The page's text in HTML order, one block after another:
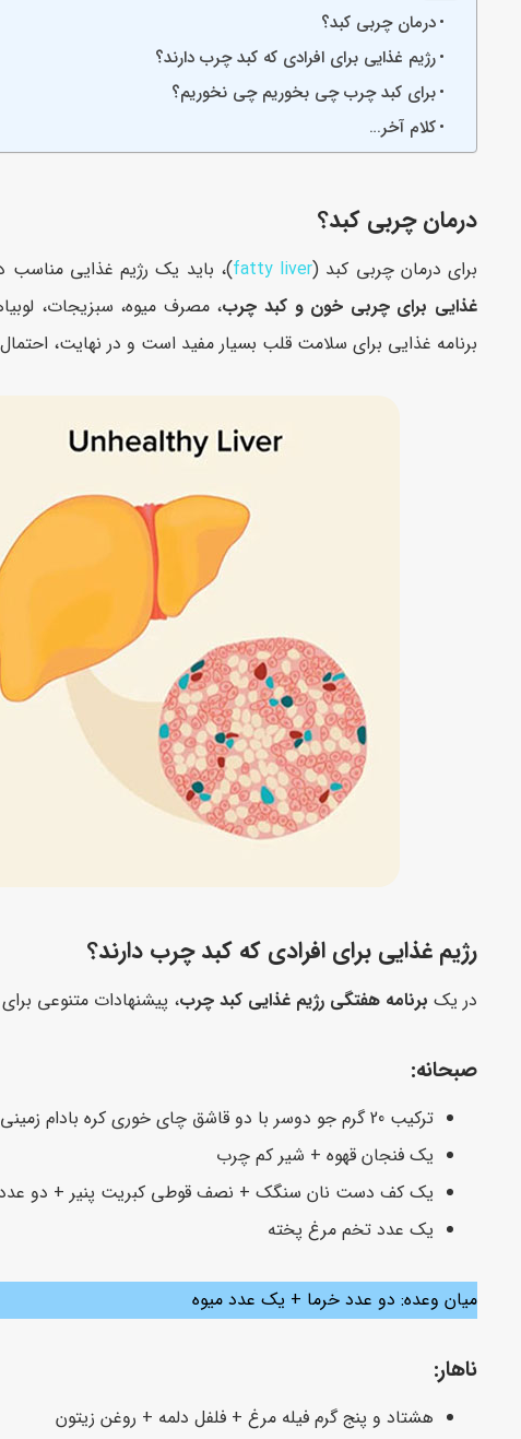
درمان چربی کبد؟
رژیم غذایی برای افرادی که کبد چرب دارند؟
برای کبد چرب چی بخوریم چی نخوریم؟
کلام آخر…
درمان چربی کبد؟
برای درمان چربی کبد (fatty liver)، باید یک رژیم غذایی مناسب
غذایی برای چربی خون و کبد چرب، مصرف میوه، سبزیجات،
برنامه غذایی برای سلامت قلب بسیار مفید است و در نهایت،
رژیم غذایی برای افرادی که کبد چرب دارند؟
در یک برنامه هفتگی رژیم غذایی کبد چرب، پیشنهادات متنوعی
صبحانه:
ترکیب 20 گرم جو دوسر با دو قاشق چای خوری کره بادام زمینی و موز
یک فنجان قهوه + شیر کم چرب
یک کف دست نان سنگک + نصف قوطی کبریت پنیر + دو عدد
یک عدد تخم مرغ پخته
میان وعده: دو عدد خرما + یک عدد میوه
ناهار:
هشتاد و پنج گرم فیله مرغ + فلفل دلمه + روغن زیتون